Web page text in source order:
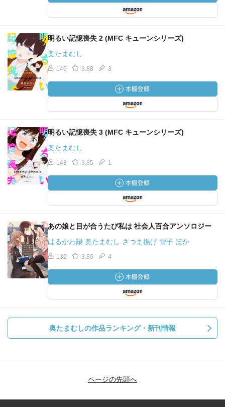
明るい記憶喪失 2 (MFC キューンシリーズ)
奥たまむし
146 3.88 3
明るい記憶喪失 3 (MFC キューンシリーズ)
奥たまむし
143 3.85 1
あの娘と目が合うたび私は 社会人百合アンソロジー
はるかわ陽 奥たまむし さつま揚げ 雪子 ほか
132 3.86 4
奥たまむしの作品ランキング・新刊情報
ページの先頭へ